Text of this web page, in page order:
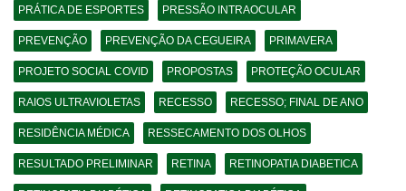
PRÁTICA DE ESPORTES PRESSÃO INTRAOCULAR
PREVENÇÃO PREVENÇÃO DA CEGUEIRA PRIMAVERA
PROJETO SOCIAL COVID PROPOSTAS PROTEÇÃO OCULAR
RAIOS ULTRAVIOLETAS RECESSO RECESSO; FINAL DE ANO
RESIDÊNCIA MÉDICA RESSECAMENTO DOS OLHOS
RESULTADO PRELIMINAR RETINA RETINOPATIA DIABETICA